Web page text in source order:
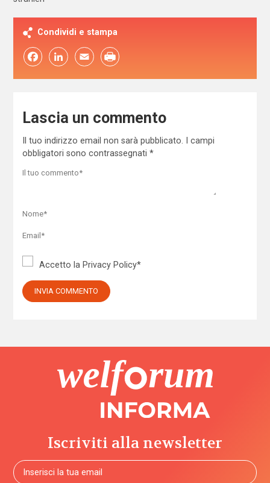
Condividi e stampa
FacebookLinkedIn Email
Lascia un commento
Il tuo indirizzo email non sarà pubblicato.
I campi
obbligatori sono contrassegnati *
Accetto la Privacy Policy*
Iscriviti alla newsletter